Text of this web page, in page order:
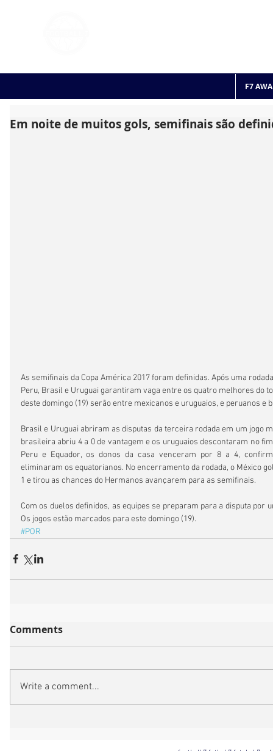
F7
Em noite de muitos gols, semifinais são
As semifinais da Copa América 2017 foram definidas. Após uma
Peru, Brasil e Uruguai garantiram vaga entre os quatro melhores do
deste domingo (19) serão entre mexicanos e uruguaios, e peruanos e
Brasil e Uruguai abriram as disputas da terceira rodada em um jogo
brasileira abriu 4 a 0 de vantagem e os uruguaios descontaram no
Peru e Equador, os donos da casa venceram por 8 a 4,
eliminaram os equatorianos. No encerramento da rodada, o México
1 e tirou as chances do Hermanos avançarem para as semifinais.
Com os duelos definidos, as equipes se preparam para a disputa por
Os jogos estão marcados para este domingo (19).
#POR
Comments
Write a comment...